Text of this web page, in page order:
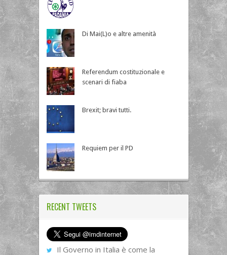
Di Mai(L)o e altre amenità
Referendum costituzionale e
scenari di fiaba
Brexit; bravi tutti.
Requiem per il PD
RECENT TWEETS
Il Governo in Italia è come la